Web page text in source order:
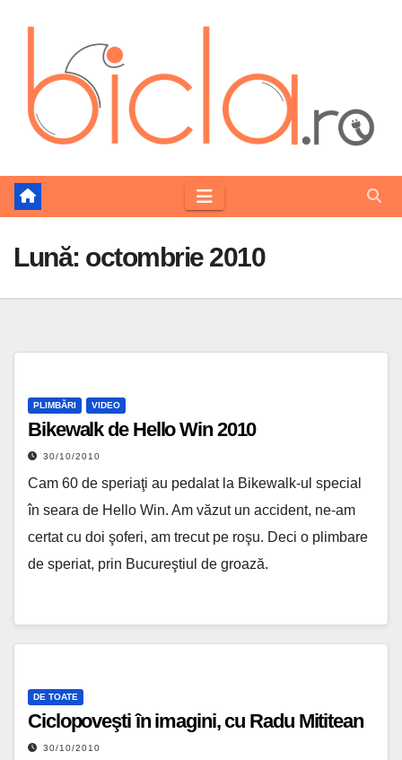
Lună: octombrie 2010
PLIMBĂRI VIDEO
Bikewalk de Hello Win 2010
30/10/2010
Cam 60 de speriaţi au pedalat la Bikewalk-ul special
în seara de Hello Win. Am văzut un accident, ne-am
certat cu doi şoferi, am trecut pe roşu. Deci o plimbare
de speriat, prin Bucureştiul de groază.
DE TOATE
Ciclopoveşti în imagini, cu Radu Mititean
30/10/2010